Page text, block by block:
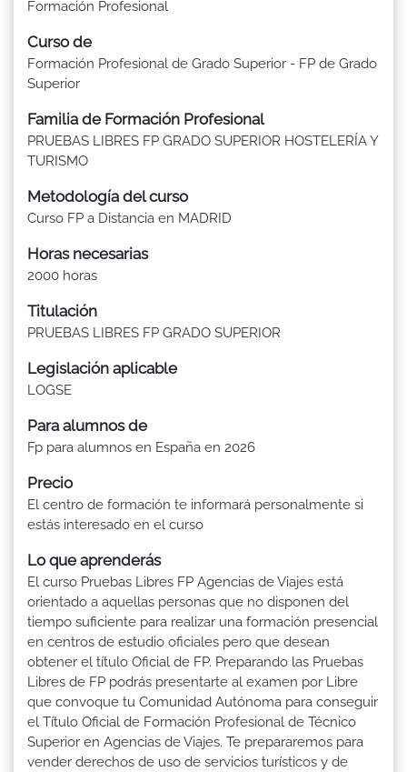
Formación Profesional
Curso de
Formación Profesional de Grado Superior - FP de Grado
Superior
Familia de Formación Profesional
PRUEBAS LIBRES FP GRADO SUPERIOR HOSTELERÍA Y
TURISMO
Metodología del curso
Curso FP a Distancia en MADRID
Horas necesarias
2000 horas
Titulación
PRUEBAS LIBRES FP GRADO SUPERIOR
Legislación aplicable
LOGSE
Para alumnos de
Fp para alumnos en España en 2026
Precio
El centro de formación te informará personalmente si
estás interesado en el curso
Lo que aprenderás
El curso Pruebas Libres FP Agencias de Viajes está
orientado a aquellas personas que no disponen del
tiempo suficiente para realizar una formación presencial
en centros de estudio oficiales pero que desean
obtener el título Oficial de FP. Preparando las Pruebas
Libres de FP podrás presentarte al examen por Libre
que convoque tu Comunidad Autónoma para conseguir
el Título Oficial de Formación Profesional de Técnico
Superior en Agencias de Viajes. Te prepararemos para
vender derechos de uso de servicios turísticos y de